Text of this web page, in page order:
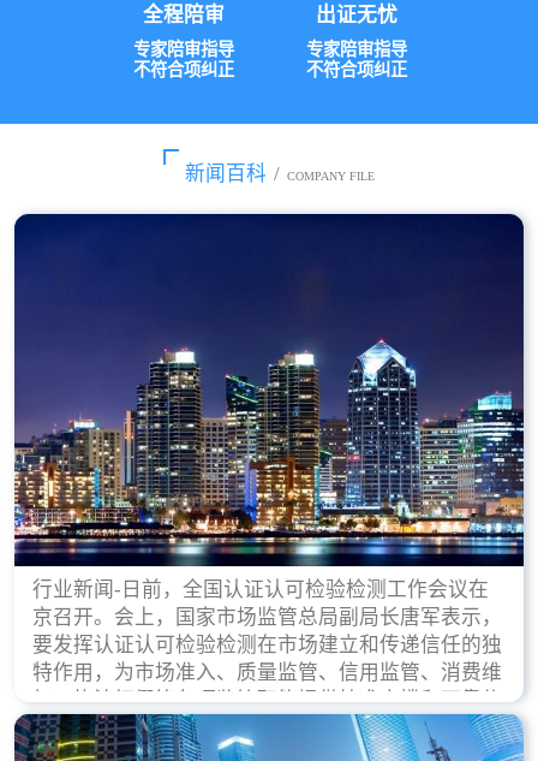
全程陪审
专家陪审指导
不符合项纠正
出证无忧
专家陪审指导
不符合项纠正
新闻百科 / COMPANY FILE
行业新闻-日前，全国认证认可检验检测工作会议在
京召开。会上，国家市场监管总局副局长唐军表示，
要发挥认证认可检验检测在市场建立和传递信任的独
特作用，为市场准入、质量监管、信用监管、消费维
权、执法打假等各项监管职能提供技术支撑和可靠依
据。